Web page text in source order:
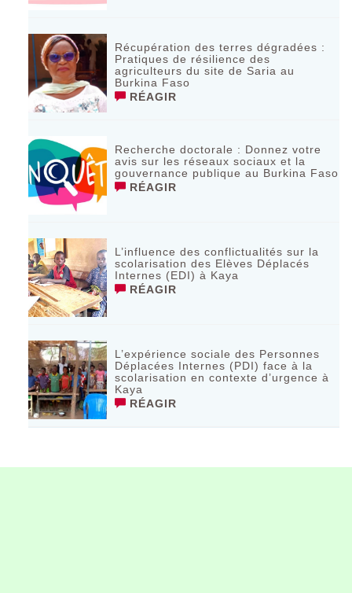
Récupération des terres dégradées :
Pratiques de résilience des
agriculteurs du site de Saria au
Burkina Faso
RÉAGIR
Recherche doctorale : Donnez votre
avis sur les réseaux sociaux et la
gouvernance publique au Burkina Faso
RÉAGIR
L’influence des conflictualités sur la
scolarisation des Elèves Déplacés
Internes (EDI) à Kaya
RÉAGIR
L’expérience sociale des Personnes
Déplacées Internes (PDI) face à la
scolarisation en contexte d’urgence à
Kaya
RÉAGIR